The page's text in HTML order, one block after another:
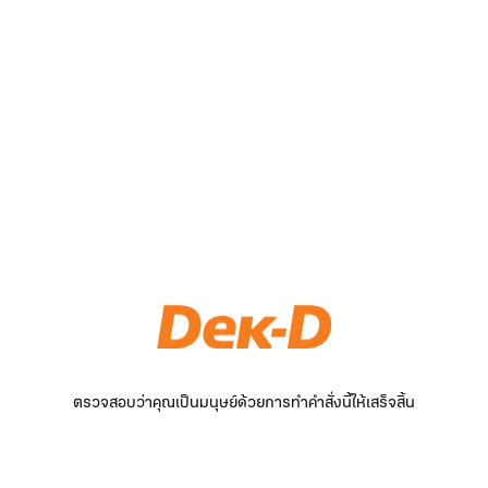
ตรวจสอบว่าคุณเป็นมนุษย์ด้วยการทำคำสั่งนี้ให้เสร็จสิ้น